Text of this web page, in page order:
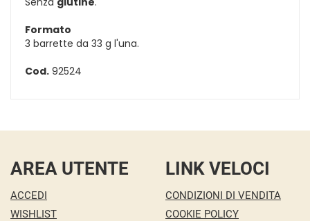
Formato
3 barrette da 33 g l'una.
Cod. 92524
AREA UTENTE
ACCEDI
WISHLIST
LINK VELOCI
CONDIZIONI DI VENDITA
COOKIE POLICY